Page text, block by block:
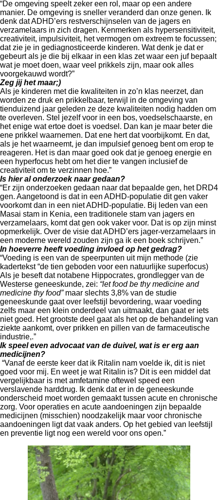
“De omgeving speelt zeker een rol, maar op een andere
manier. De omgeving is sneller veranderd dan onze genen. Ik
denk dat ADHD’ers restverschijnselen van de jagers en
verzamelaars in zich dragen. Kenmerken als hypersensitiviteit,
creativiteit, impulsiviteit, het vermogen om extreem te focussen;
dat zie je in gediagnosticeerde kinderen. Wat denk je dat er
gebeurt als je die bij elkaar in een klas zet waar een juf bepaalt
wat je moet doen, waar veel prikkels zijn, maar ook alles
voorgekauwd wordt?”
Zeg jij het maar;)
Als je kinderen met die kwaliteiten in zo’n klas neerzet, dan
worden ze druk en prikkelbaar, terwijl in de omgeving van
tienduizend jaar geleden ze deze kwaliteiten nodig hadden om
te overleven. Stel jezelf voor in een bos, voedselschaarste, en
het enige wat ertoe doet is voedsel. Dan kan je maar beter die
ene prikkel waarnemen. Dat ene hert dat voorbijkomt. En dat,
als je het waarneemt, je dan impulsief genoeg bent om erop te
reageren. Het is dan maar goed ook dat je genoeg energie en
een hyperfocus hebt om het dier te vangen inclusief de
creativiteit om te verzinnen hoe.”
Is hier al onderzoek naar gedaan?
“Er zijn onderzoeken gedaan naar dat bepaalde gen, het DRD4
gen. Aangetoond is dat in een ADHD-populatie dit gen vaker
voorkomt dan in een niet ADHD-populatie. Bij leden van een
Masai stam in Kenia, een traditionele stam van jagers en
verzamelaars, komt dat gen ook vaker voor. Dat is op zijn minst
opmerkelijk. Over de visie dat ADHD’ers jager-verzamelaars in
een moderne wereld zouden zijn ga ik een boek schrijven.”
In hoeverre heeft voeding invloed op het gedrag?
“Voeding is een van de speerpunten uit mijn methode (zie
kadertekst “de tien geboden voor een natuurlijke superfocus)
Als je beseft dat notabene Hippocrates, grondlegger van de
Westerse geneeskunde, zei: “let food be thy medicine and
medicine thy food” maar slechts 3,8% van de studie
geneeskunde gaat over leefstijl bevordering, waar voeding
zelfs maar een klein onderdeel van uitmaakt, dan gaat er iets
niet goed. Het grootste deel gaat als het op de behandeling van
ziekte aankomt, over prikken en pillen van de farmaceutische
industrie,.”
Ik speel even advocaat van de duivel, wat is er erg aan
medicijnen?
“Vanaf de eerste keer dat ik Ritalin nam voelde ik, dit is niet
goed voor mij. En weet je wat Ritalin is? Dit is een middel dat
vergelijkbaar is met amfetamine oftewel speed een
verslavende harddrug. Ik denk dat er in de geneeskunde
onderscheid moet worden gemaakt tussen acute en chronische
zorg. Voor operaties en acute aandoeningen zijn bepaalde
medicijnen (misschien) noodzakelijk maar voor chronische
aandoeningen ligt dat vaak anders. Op het gebied van leefstijl
en preventie ligt nog een wereld voor ons open.”